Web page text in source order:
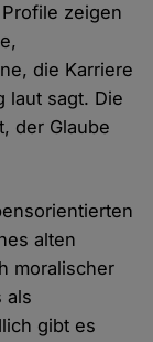
zeigen
die Karriere
laut sagt. Die
der Glaube
alten
moralischer
als
gibt es